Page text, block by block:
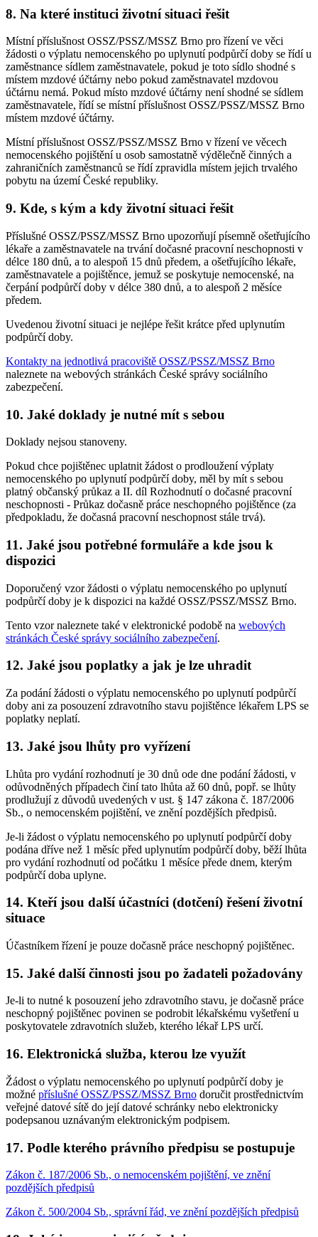
8. Na které instituci životní situaci řešit
Místní příslušnost OSSZ/PSSZ/MSSZ Brno pro řízení ve věci
žádosti o výplatu nemocenského po uplynutí podpůrčí doby se řídí u
zaměstnance sídlem zaměstnavatele, pokud je toto sídlo shodné s
místem mzdové účtárny nebo pokud zaměstnavatel mzdovou
účtárnu nemá. Pokud místo mzdové účtárny není shodné se sídlem
zaměstnavatele, řídí se místní příslušnost OSSZ/PSSZ/MSSZ Brno
místem mzdové účtárny.
Místní příslušnost OSSZ/PSSZ/MSSZ Brno v řízení ve věcech
nemocenského pojištění u osob samostatně výdělečně činných a
zahraničních zaměstnanců se řídí zpravidla místem jejich trvalého
pobytu na území České republiky.
9. Kde, s kým a kdy životní situaci řešit
Příslušné OSSZ/PSSZ/MSSZ Brno upozorňují písemně ošetřujícího
lékaře a zaměstnavatele na trvání dočasné pracovní neschopnosti v
délce 180 dnů, a to alespoň 15 dnů předem, a ošetřujícího lékaře,
zaměstnavatele a pojištěnce, jemuž se poskytuje nemocenské, na
čerpání podpůrčí doby v délce 380 dnů, a to alespoň 2 měsíce
předem.
Uvedenou životní situaci je nejlépe řešit krátce před uplynutím
podpůrčí doby.
Kontakty na jednotlivá pracoviště OSSZ/PSSZ/MSSZ Brno
naleznete na webových stránkách České správy sociálního
zabezpečení.
10. Jaké doklady je nutné mít s sebou
Doklady nejsou stanoveny.
Pokud chce pojištěnec uplatnit žádost o prodloužení výplaty
nemocenského po uplynutí podpůrčí doby, měl by mít s sebou
platný občanský průkaz a II. díl Rozhodnutí o dočasné pracovní
neschopnosti - Průkaz dočasně práce neschopného pojištěnce (za
předpokladu, že dočasná pracovní neschopnost stále trvá).
11. Jaké jsou potřebné formuláře a kde jsou k
dispozici
Doporučený vzor žádosti o výplatu nemocenského po uplynutí
podpůrčí doby je k dispozici na každé OSSZ/PSSZ/MSSZ Brno.
Tento vzor naleznete také v elektronické podobě na webových
stránkách České správy sociálního zabezpečení.
12. Jaké jsou poplatky a jak je lze uhradit
Za podání žádosti o výplatu nemocenského po uplynutí podpůrčí
doby ani za posouzení zdravotního stavu pojištěnce lékařem LPS se
poplatky neplatí.
13. Jaké jsou lhůty pro vyřízení
Lhůta pro vydání rozhodnutí je 30 dnů ode dne podání žádosti, v
odůvodněných případech činí tato lhůta až 60 dnů, popř. se lhůty
prodlužují z důvodů uvedených v ust. § 147 zákona č. 187/2006
Sb., o nemocenském pojištění, ve znění pozdějších předpisů.
Je-li žádost o výplatu nemocenského po uplynutí podpůrčí doby
podána dříve než 1 měsíc před uplynutím podpůrčí doby, běží lhůta
pro vydání rozhodnutí od počátku 1 měsíce přede dnem, kterým
podpůrčí doba uplyne.
14. Kteří jsou další účastníci (dotčení) řešení životní
situace
Účastníkem řízení je pouze dočasně práce neschopný pojištěnec.
15. Jaké další činnosti jsou po žadateli požadovány
Je-li to nutné k posouzení jeho zdravotního stavu, je dočasně práce
neschopný pojištěnec povinen se podrobit lékařskému vyšetření u
poskytovatele zdravotních služeb, kterého lékař LPS určí.
16. Elektronická služba, kterou lze využít
Žádost o výplatu nemocenského po uplynutí podpůrčí doby je
možné příslušné OSSZ/PSSZ/MSSZ Brno doručit prostřednictvím
veřejné datové sítě do její datové schránky nebo elektronicky
podepsanou uznávaným elektronickým podpisem.
17. Podle kterého právního předpisu se postupuje
Zákon č. 187/2006 Sb., o nemocenském pojištění, ve znění
pozdějších předpisů
Zákon č. 500/2004 Sb., správní řád, ve znění pozdějších předpisů